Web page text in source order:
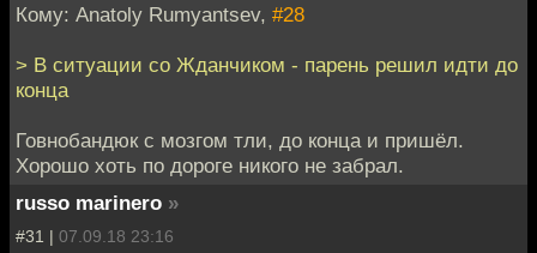
Кому: Anatoly Rumyantsev, #28
> В ситуации со Жданчиком - парень решил идти до
конца
Говнобандюк с мозгом тли, до конца и пришёл.
Хорошо хоть по дороге никого не забрал.
russo marinero »
#31 | 07.09.18 23:16